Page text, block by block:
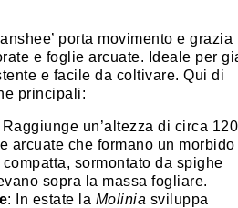
porta movimento e grazia
e foglie arcuate. Ideale per
e facile da coltivare. Qui di
principali:
Raggiunge un’altezza di circa
arcuate che formano un morbido
sormontato da spighe
sopra la massa fogliare.
: In estate la Molinia sviluppa